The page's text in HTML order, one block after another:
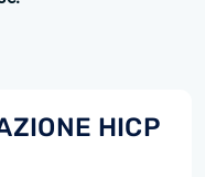
HICP